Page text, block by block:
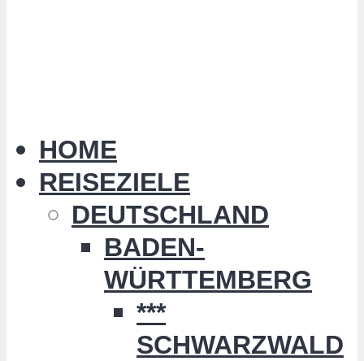
HOME
REISEZIELE
DEUTSCHLAND
BADEN-
WÜRTTEMBERG
***
SCHWARZWALD